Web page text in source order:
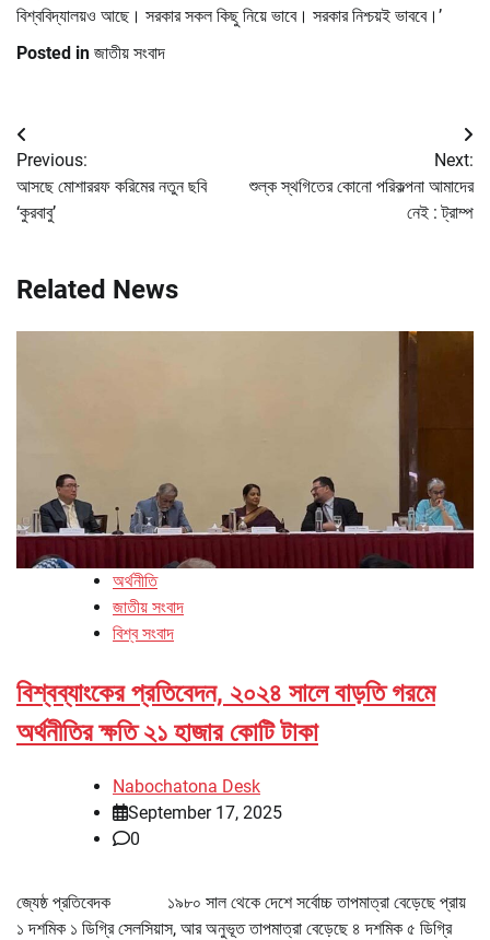
বিশ্ববিদ্যালয়ও আছে। সরকার সকল কিছু নিয়ে ভাবে। সরকার নিশ্চয়ই ভাববে।’
Posted in জাতীয় সংবাদ
Post
navigation
Previous:
আসছে মোশাররফ করিমের নতুন ছবি
‘কুরবাবু’
Next:
শুল্ক স্থগিতের কোনো পরিকল্পনা আমাদের
নেই : ট্রাম্প
Related News
অর্থনীতি
জাতীয় সংবাদ
বিশ্ব সংবাদ
বিশ্বব্যাংকের প্রতিবেদন, ২০২৪ সালে বাড়তি গরমে
অর্থনীতির ক্ষতি ২১ হাজার কোটি টাকা
Nabochatona Desk
September 17, 2025
0
জ্যেষ্ঠ প্রতিবেদক ১৯৮০ সাল থেকে দেশে সর্বোচ্চ তাপমাত্রা বেড়েছে প্রায়
১ দশমিক ১ ডিগ্রি সেলসিয়াস, আর অনুভূত তাপমাত্রা বেড়েছে ৪ দশমিক ৫ ডিগ্রি